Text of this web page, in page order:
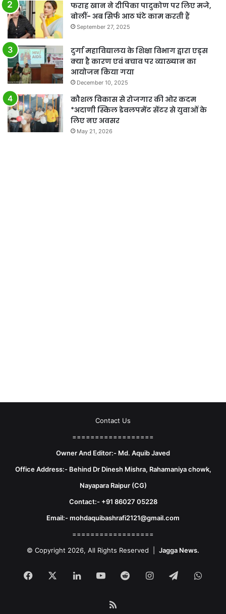
फराह खान ने दीपिका पादुकोण पर लिए मजे,
बोलीं- अब सिर्फ आठ घंटे काम करती हैं
September 27, 2025
दुर्गा महाविद्यालय के शिक्षा विभाग द्वारा एड्स
क्या है कारण एवं बचाव पर व्याख्यान का
आयोजन किया गया
December 10, 2025
कौशल विकास से रोजगार की ओर कदम
*अदाणी स्किल डेवलपमेंट सेंटर से युवाओं के
लिए नए अवसर
May 21, 2026
Contact Us
==================
Owner And Editor:- Md. Aquib Javed
Office Address:- Behind Dr Dinesh Mishra, Rahamaniya chowk,
Nayapara Raipur (CG)
Contact:- +91 86027 05228
Email:- mohdaquibashrafi2121@gmail.com
==================
© Copyright 2026, All Rights Reserved | Jagga News.
Facebook LinkedInYouTubeRedditInstagram
Telegram
RSS